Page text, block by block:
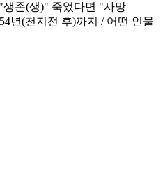
존(생)" 죽었다면 "사망
년(천지전 후)까지 / 어떤 인물